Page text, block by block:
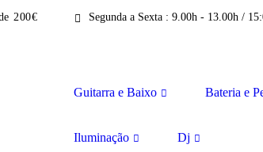
200€ Segunda a Sexta : 9.00h - 13.00h /
Guitarra e Baixo Bateria e
Iluminação Dj